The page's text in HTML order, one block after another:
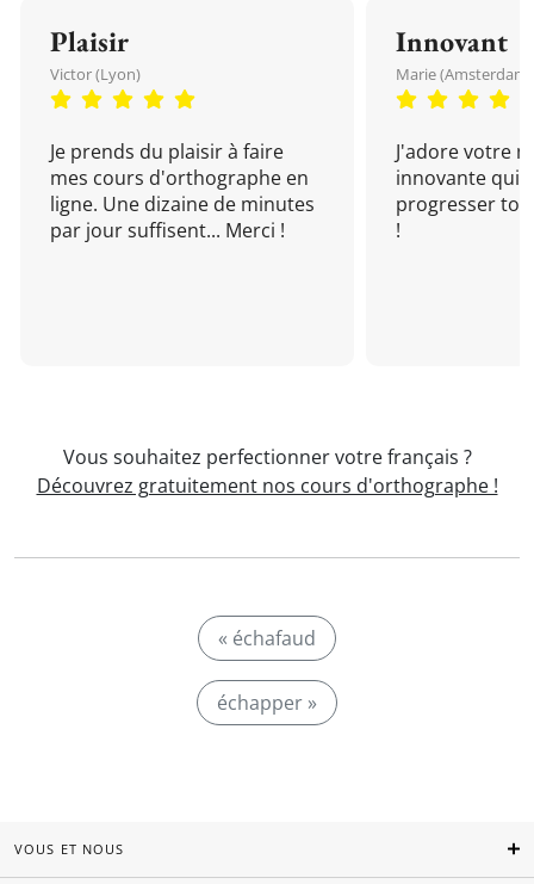
Plaisir
Victor (Lyon)
Je prends du plaisir à faire
mes cours d'orthographe en
ligne. Une dizaine de minutes
par jour suffisent... Merci !
Innovant
Marie (Amsterdam)
J'adore votre
innovante qui
progresser
!
Vous souhaitez perfectionner votre français ?
Découvrez gratuitement nos cours d'orthographe !
« échafaud
échapper »
VOUS ET NOUS